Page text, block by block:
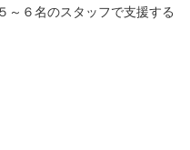
～６名のスタッフで支援する